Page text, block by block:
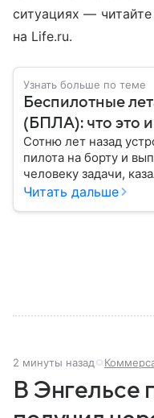
ситуациях —
на Life.ru.
Узнать больше по теме
Беспилотные
(БПЛА): что это
Сотню лет назад
пилота на борту и
человеку задачи,
они стали
Читать дальше
2 минуты назад
В Энгельсе